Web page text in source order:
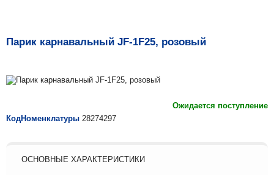
Парик карнавальный JF-1F25, розовый
Ожидается поступление
КодНоменклатуры 28274297
ОСНОВНЫЕ ХАРАКТЕРИСТИКИ